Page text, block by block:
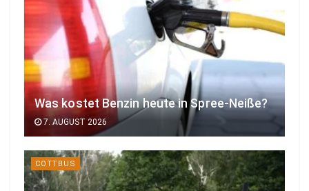
Was kostet Benzin heute in Spree-Neiße?
7. AUGUST 2026
COTTBUS